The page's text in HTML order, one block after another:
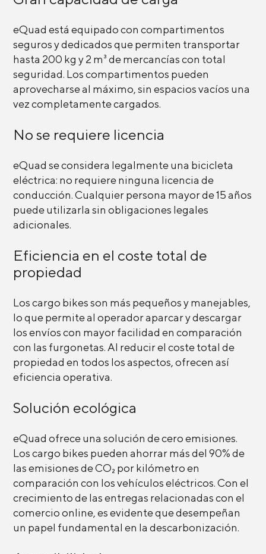
eQuad está equipado con compartimentos
seguros y dedicados que permiten transportar
hasta 200 kg y 2 m³ de mercancías con total
seguridad. Los compartimentos pueden
aprovecharse al máximo, sin espacios vacíos una
vez completamente cargados.
No se requiere licencia
eQuad se considera legalmente una bicicleta
eléctrica: no requiere ninguna licencia de
conducción. Cualquier persona mayor de 15 años
puede utilizarla sin obligaciones legales
adicionales.
Eficiencia en el coste total de
propiedad
Los cargo bikes son más pequeños y manejables,
lo que permite al operador aparcar y descargar
los envíos con mayor facilidad en comparación
con las furgonetas. Al reducir el coste total de
propiedad en todos los aspectos, ofrecen así
eficiencia operativa.
Solución ecológica
eQuad ofrece una solución de cero emisiones.
Los cargo bikes pueden ahorrar más del 90% de
las emisiones de CO₂ por kilómetro en
comparación con los vehículos eléctricos. Con el
crecimiento de las entregas relacionadas con el
comercio online, es evidente que desempeñan
un papel fundamental en la descarbonización.